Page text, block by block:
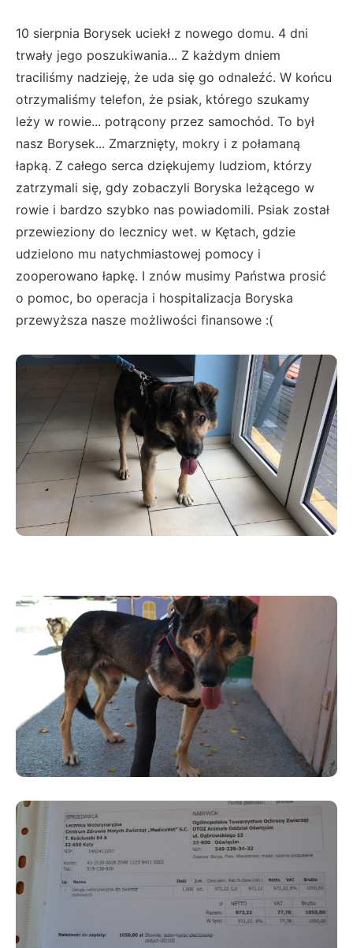
10 sierpnia Borysek uciekł z nowego domu. 4 dni
trwały jego poszukiwania... Z każdym dniem
traciliśmy nadzieję, że uda się go odnaleźć. W końcu
otrzymaliśmy telefon, że psiak, którego szukamy
leży w rowie... potrącony przez samochód. To był
nasz Borysek... Zmarznięty, mokry i z połamaną
łapką. Z całego serca dziękujemy ludziom, którzy
zatrzymali się, gdy zobaczyli Boryska leżącego w
rowie i bardzo szybko nas powiadomili. Psiak został
przewieziony do lecznicy wet. w Kętach, gdzie
udzielono mu natychmiastowej pomocy i
zooperowano łapkę. I znów musimy Państwa prosić
o pomoc, bo operacja i hospitalizacja Boryska
przewyższa nasze możliwości finansowe :(